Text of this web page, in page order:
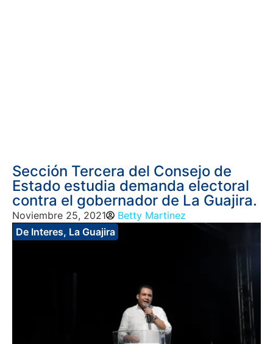
Sección Tercera del Consejo de
Estado estudia demanda electoral
contra el gobernador de La Guajira.
Noviembre 25, 2021
Betty Martinez
De Interes, La Guajira